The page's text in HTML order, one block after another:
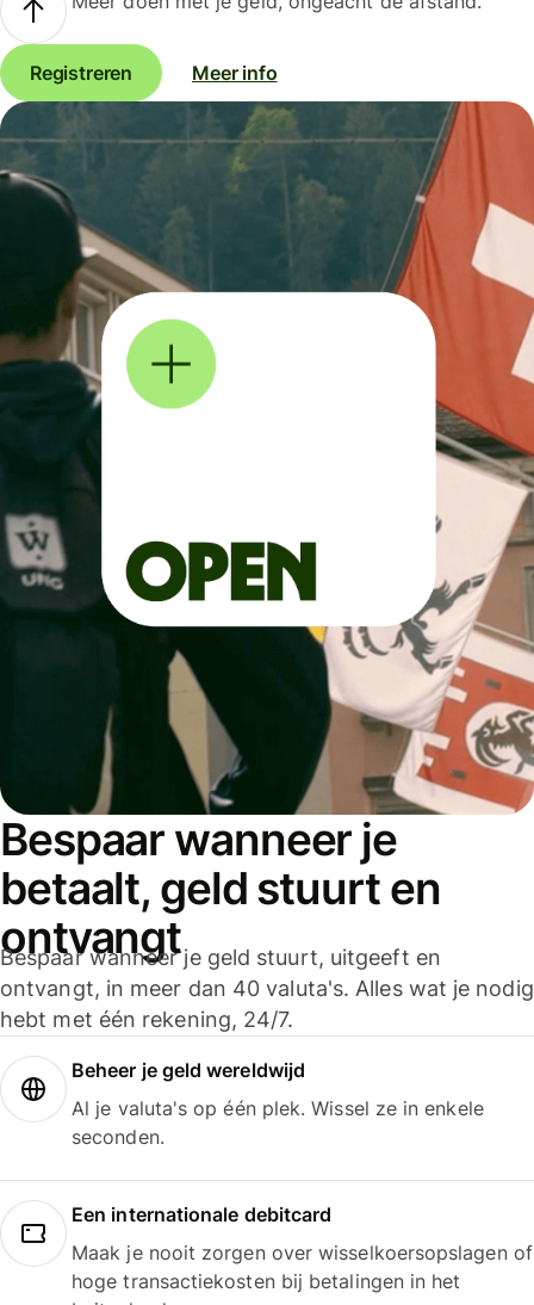
Registreren Meer info
Bespaar wanneer je
betaalt, geld stuurt en
ontvangt
Bespaar wanneer je geld stuurt, uitgeeft en
ontvangt, in meer dan 40 valuta's. Alles wat je nodig
hebt met één rekening, 24/7.
Beheer je geld wereldwijd
Al je valuta's op één plek. Wissel ze in enkele
seconden.
Een internationale debitcard
Maak je nooit zorgen over wisselkoersopslagen of
hoge transactiekosten bij betalingen in het